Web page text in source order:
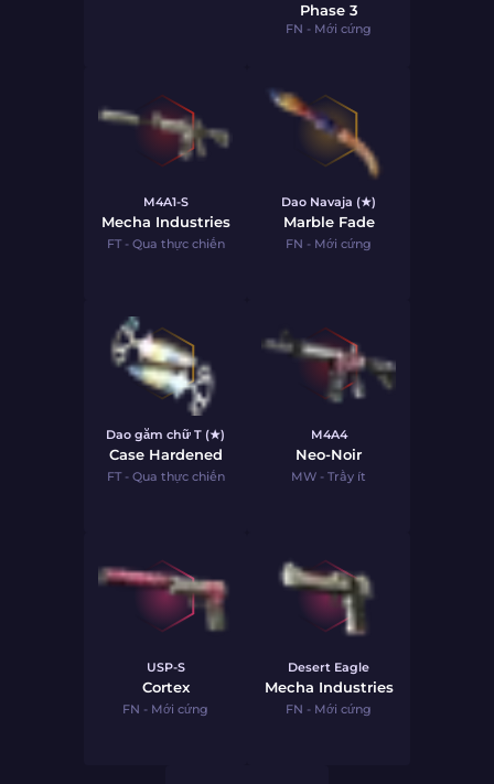
Phase 3
FN - Mới cứng
M4A1-S
Mecha Industries
FT - Qua thực chiến
Dao Navaja (★)
Marble Fade
FN - Mới cứng
Dao găm chữ T (★)
Case Hardened
FT - Qua thực chiến
M4A4
Neo-Noir
MW - Trầy ít
USP-S
Cortex
FN - Mới cứng
Desert Eagle
Mecha Industries
FN - Mới cứng